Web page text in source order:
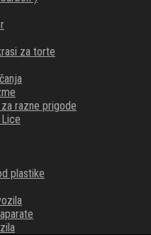
za torte
razne prigode
plastike